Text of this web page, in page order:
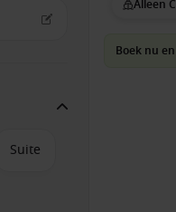
Suite
Alleen
Boek nu